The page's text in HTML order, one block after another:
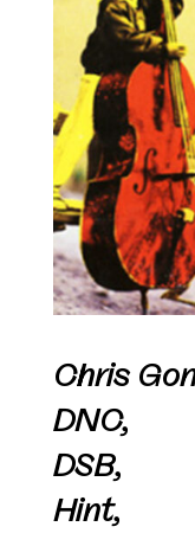
Chris
DNC,
DSB,
Hint,